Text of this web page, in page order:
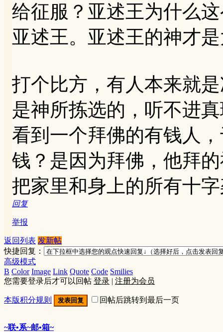
给征服？亚述王为什么
亚述王。亚述王的神才
打个比方，有人本来就
是神所拣选的，听不进
看到一个拜佛的有钱人
钱？是因为拜佛，他拜
把家里和身上的所有十
回复
举报
返回列表 发新帖
快捷回复：
高级模式
B Color Image Link Quote Code Smilies
您需要登录后才可以回帖 登录 | 注册为会员
本版积分规则 发表回复 回帖后跳转到最后一页
~联•系~邮•箱~